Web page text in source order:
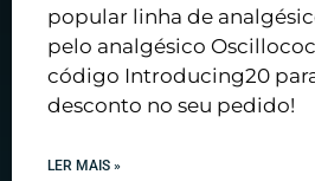
popular linha de
pelo analgésico
código Introducing20
desconto no seu pedido!
LER MAIS »